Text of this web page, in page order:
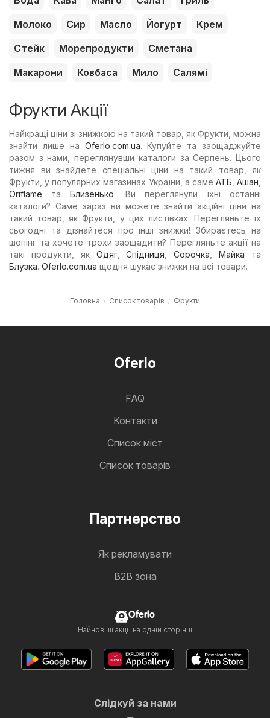
Молоко
Сир Масло Йогурт
Крем
Стейк
Морепродукти
Сметана
Макарони
Ковбаса Мило Салямі
Фрукти Акції
Найкращі ціни зі знижкою на такий товар, як Фрукти, можна
знайти лише на Oferlo.com.ua. Купуйте та заощаджуйте
разом з нами, переглянувши каталоги за Серпень. Цього
тижня ви знайдете спеціальні ціни на такий товар, як
Фрукти, у популярних магазинах України, а саме АТБ Ашан
Oriflame таБлизенько. Ви переглянули їхні останні
каталоги? Саме зараз ви можете знайти акційні ціни на
такий товар, як Фрукти, у цих листівках: Перегляньте їх
сьогодні та дізнайтеся про інші знижки! Збираєтесь на
шопінг та хочете трохи заощадити? Перегляньте акції на
такі продукти, як Одяг,Спідниця ,Сорочка ,Майка та
Блузка. Oferlo.com.ua щодня шукає знижки на всі товари.
Головна Список товарів Фрукти
Oferlo
FAQ
Контакти
Cписок міст
Список товарів
Партнерство
Як рекламувати
B2B зона
Oferlo
Найновіші акції на одній сторінці
Слідкуй за нами